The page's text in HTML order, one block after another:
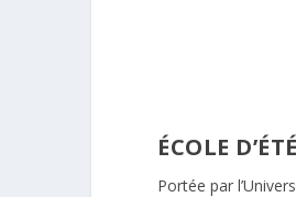
ÉCOLE
Portée par